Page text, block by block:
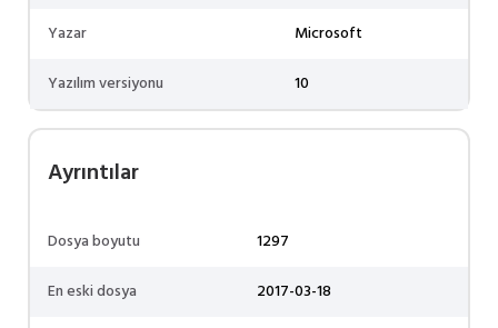
Yazar
Microsoft
Yazılım versiyonu
10
Ayrıntılar
Dosya boyutu
1297
En eski dosya
2017-03-18